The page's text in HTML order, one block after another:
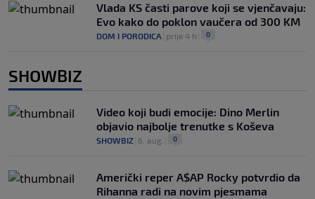
Vlada KS časti parove koji se vjenčavaju:
Evo kako do poklon vaučera od 300 KM
DOM I PORODICA prije 4 h 0
SHOWBIZ
Video koji budi emocije: Dino Merlin
objavio najbolje trenutke s Koševa
SHOWBIZ 6. aug. 0
Američki reper A$AP Rocky potvrdio da
Rihanna radi na novim pjesmama